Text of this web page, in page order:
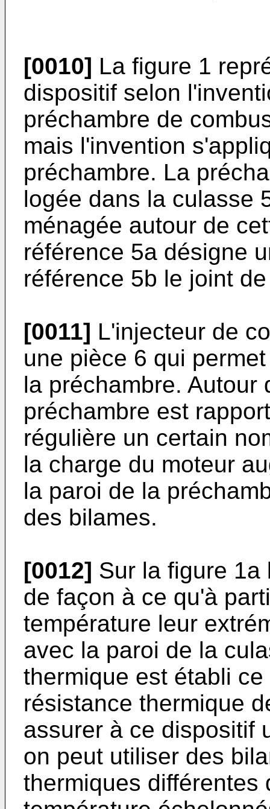
[0010] La figure 1
dispositif selon
préchambre de
mais l'invention
préchambre. La
logée dans la culasse
ménagée autour de
référence 5a désigne
référence 5b le joint
[0011] L'injecteur de
une pièce 6 qui
la préchambre. Autour
préchambre est
régulière un certain
la charge du moteur
la paroi de la
des bilames.
[0012] Sur la figure
de façon à ce qu'à
température leur
avec la paroi de la
thermique est établi
résistance thermique
assurer à ce dispositif
on peut utiliser des
thermiques différentes